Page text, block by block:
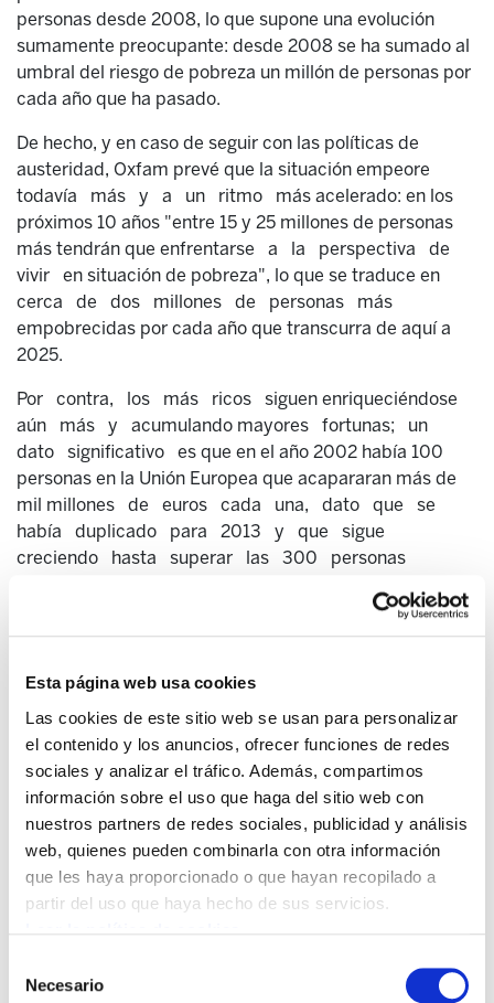
Esta página web usa cookies
Las cookies de este sitio web se usan para personalizar
el contenido y los anuncios, ofrecer funciones de redes
sociales y analizar el tráfico. Además, compartimos
información sobre el uso que haga del sitio web con
nuestros partners de redes sociales, publicidad y análisis
web, quienes pueden combinarla con otra información
que les haya proporcionado o que hayan recopilado a
partir del uso que haya hecho de sus servicios.
Necesario
personas desde 2008, lo que supone una evolución
sumamente preocupante: desde 2008 se ha sumado al
umbral del riesgo de pobreza un millón de personas por
cada año que ha pasado.
De hecho, y en caso de seguir con las políticas de
austeridad, Oxfam prevé que la situación empeore
todavía más y a un ritmo más acelerado: en los
próximos 10 años "entre 15 y 25 millones de personas
más tendrán que enfrentarse a la perspectiva de
vivir en situación de pobreza", lo que se traduce en
cerca de dos millones de personas más
empobrecidas por cada año que transcurra de aquí a
2025.
Por contra, los más ricos siguen enriqueciéndose
aún más y acumulando mayores fortunas; un
dato significativo es que en el año 2002 había 100
personas en la Unión Europea que acapararan más de
mil millones de euros cada una, dato que se
había duplicado para 2013 y que sigue
creciendo hasta superar las 300 personas
A modo ilustrativo reproducimos el siguiente gráfico
más rico acapara el 31% de toda la riqueza (lo mismo